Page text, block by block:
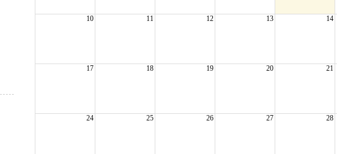
10 11 12 13 14
17 18 19 20 21
24 25 26 27 28